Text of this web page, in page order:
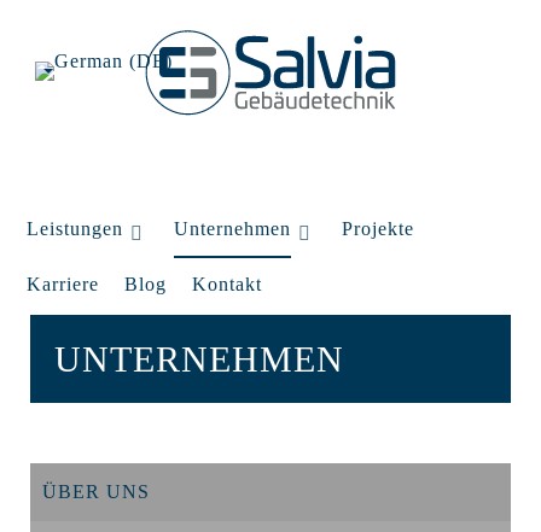
Leistungen Unternehmen Projekte
Karriere Blog Kontakt
UNTERNEHMEN
ÜBER UNS